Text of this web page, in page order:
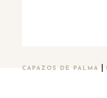
CAPAZOS DE PALMA